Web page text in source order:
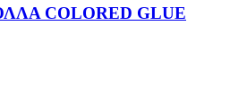
COLORED GLUE